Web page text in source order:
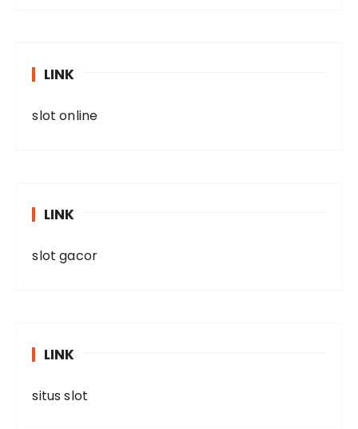
LINK
slot online
LINK
slot gacor
LINK
situs slot